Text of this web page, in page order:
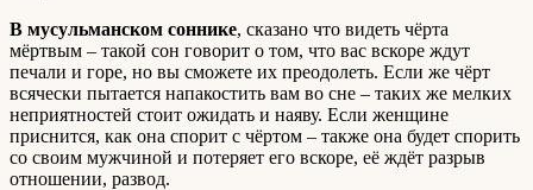
В мусульманском соннике, сказано что видеть чёрта
мёртвым – такой сон говорит о том, что вас вскоре ждут
печали и горе, но вы сможете их преодолеть. Если же чёрт
всячески пытается напакостить вам во сне – таких же мелких
неприятностей стоит ожидать и наяву. Если женщине
приснится, как она спорит с чёртом – также она будет спорить
со своим мужчиной и потеряет его вскоре, её ждёт разрыв
отношении, развод.